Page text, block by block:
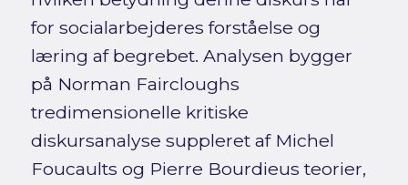
for socialarbejderes forståelse og
læring af begrebet. Analysen bygger
på Norman Faircloughs
tredimensionelle kritiske
diskursanalyse suppleret af Michel
Foucaults og Pierre Bourdieus teorier,